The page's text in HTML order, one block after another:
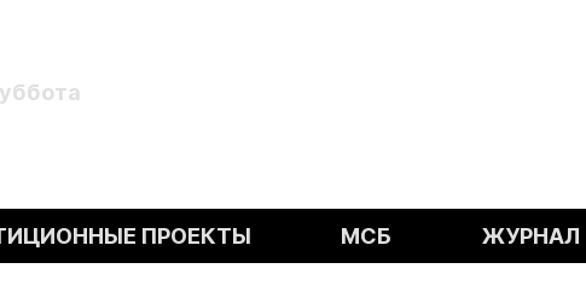
ПРОЕКТЫ МСБ ЖУРНАЛ